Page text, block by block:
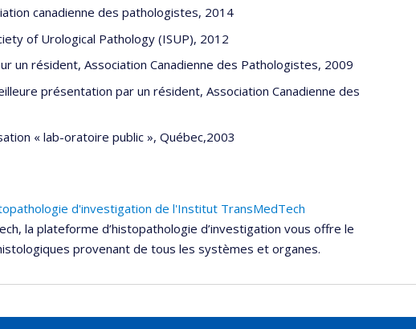
canadienne des pathologistes, 2014
of Urological Pathology (ISUP), 2012
un résident, Association Canadienne des Pathologistes, 2009
présentation par un résident, Association Canadienne des
« lab-oratoire public », Québec,2003
d'investigation de l'Institut TransMedTech
la plateforme d’histopathologie d’investigation vous offre le
provenant de tous les systèmes et organes.